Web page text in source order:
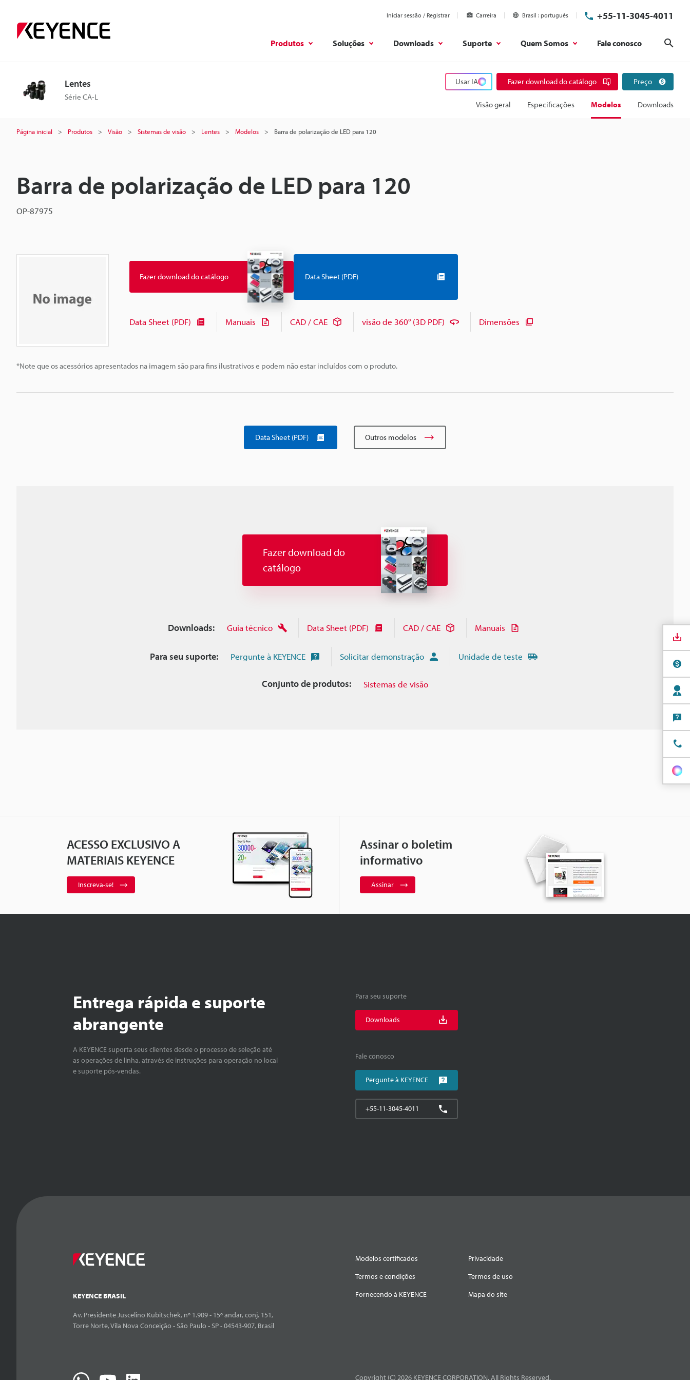
Iniciar sessão / Registrar Carreira Brasil português +55-11-3045-4011
Produtos Soluções Downloads Suporte Quem Somos Fale conosco
Lentes
Série CA-L
Usar IA Fazer download do catálogo Preço
Visão geral Especificações Modelos Downloads
Página inicial Produtos Visão Sistemas de visão Lentes Modelos Barra de polarização de LED para 120
Barra de polarização de LED para 120
OP-87975
*Note que os acessórios apresentados na imagem são para fins ilustrativos e podem não estar incluídos com o produto.
Fazer download do catálogo Data Sheet (PDF)
Data Sheet (PDF) Manuais CAD / CAE visão de 360° (3D PDF) Dimensões
Data Sheet (PDF) Outros modelos
Fazer download do
catálogo
Downloads: Guia técnico Data Sheet (PDF) CAD / CAE Manuais
Para seu suporte: Pergunte à KEYENCE Solicitar demonstração Unidade de teste
Conjunto de produtos: Sistemas de visão
ACESSO EXCLUSIVO A
MATERIAIS KEYENCE
Inscreva-se!
Assinar o boletim
informativo
Assinar
Entrega rápida e suporte
abrangente
A KEYENCE suporta seus clientes desde o processo de seleção até
as operações de linha, através de instruções para operação no local
e suporte pós-vendas.
Para seu suporte
Downloads
Fale conosco
Pergunte à KEYENCE
+55-11-3045-4011
KEYENCE BRASIL
Av. Presidente Juscelino Kubitschek, nº 1.909 - 15º andar, conj. 151,
Torre Norte, Vila Nova Conceição - São Paulo - SP - 04543-907, Brasil
Modelos certificados
Privacidade
Termos e condições
Termos de uso
Fornecendo à KEYENCE
Mapa do site
Copyright (C) 2026 KEYENCE CORPORATION. All Rights Reserved.